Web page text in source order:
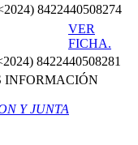
8422440508274
VER
FICHA.
8422440508281
INFORMACIÓN
Y JUNTA